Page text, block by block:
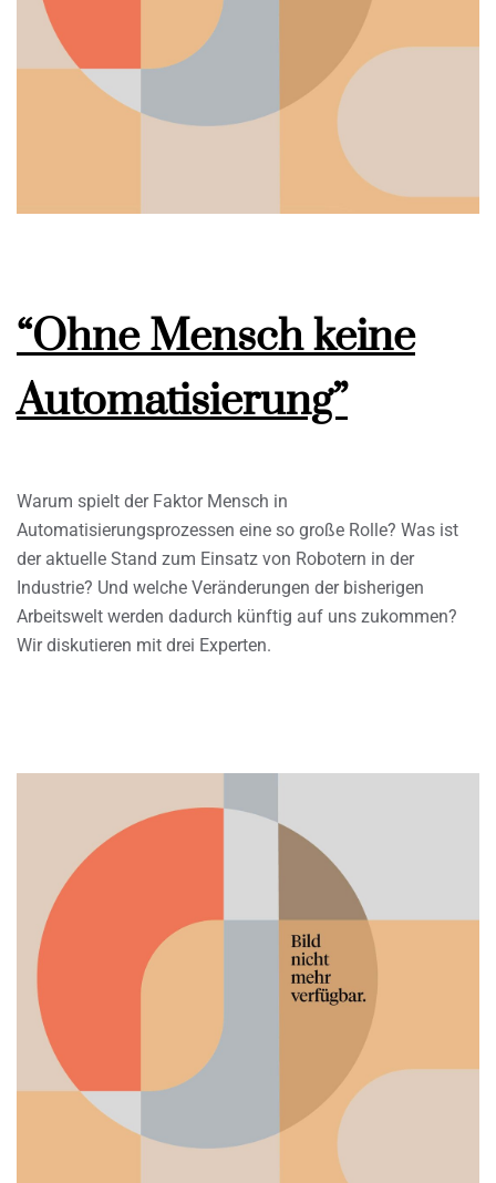
“Ohne Mensch keine
Automatisierung”
Warum spielt der Faktor Mensch in
Automatisierungsprozessen eine so große Rolle? Was ist
der aktuelle Stand zum Einsatz von Robotern in der
Industrie? Und welche Veränderungen der bisherigen
Arbeitswelt werden dadurch künftig auf uns zukommen?
Wir diskutieren mit drei Experten.